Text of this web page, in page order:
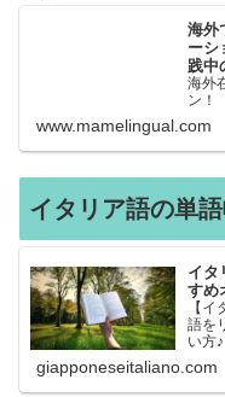
海外
ーシ
践中
海外
ン！
www.mamelingual.com
イタリア語の単
イタ
すめ
【
語を
い方
知
→日
でき
giapponeseitaliano.com